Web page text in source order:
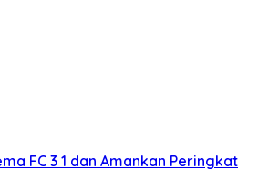
FC 3 1 dan Amankan Peringkat